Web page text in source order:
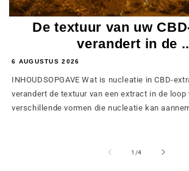
De textuur van uw
verandert in de
6 AUGUSTUS 2026
INHOUDSOPGAVE Wat is nucleatie in CBD-
verandert de textuur van een extract in de loop
verschillende vormen die nucleatie kan
1 /van
4